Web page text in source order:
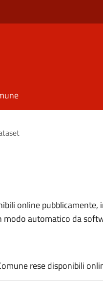
online
modo automatico da
rese disponibili